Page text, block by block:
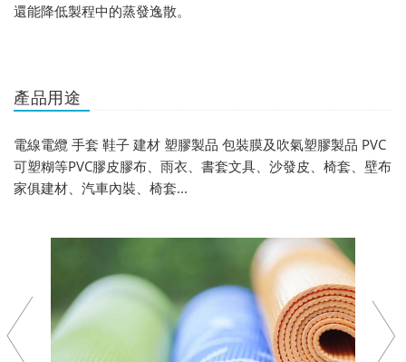
還能降低製程中的蒸發逸散。
產品用途
電線電纜 手套 鞋子 建材 塑膠製品 包裝膜及吹氣塑膠製品 PVC
可塑糊等PVC膠皮膠布、雨衣、書套文具、沙發皮、椅套、壁布
家俱建材、汽車內裝、椅套...